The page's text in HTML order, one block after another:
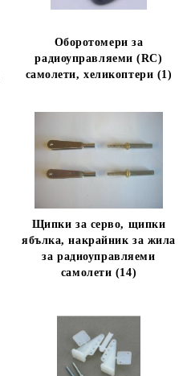
Оборотомери за
радиоуправляеми (RC)
самолети, хеликоптери (1)
Щипки за серво, щипки
ябълка, накрайник за жила
за радиоуправляеми
самолети (14)